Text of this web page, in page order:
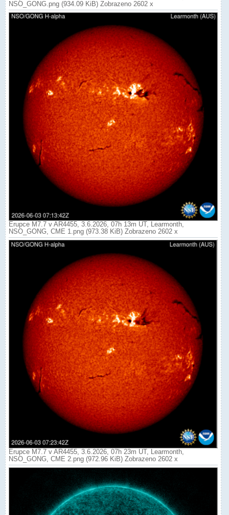
NSO_GONG.png (934.09 KiB) Zobrazeno 2602 x
Erupce M7.7 v AR4455, 3.6.2026, 07h 13m UT, Learmonth,
NSO_GONG, CME 1.png (973.38 KiB) Zobrazeno 2602 x
Erupce M7.7 v AR4455, 3.6.2026, 07h 23m UT, Learmonth,
NSO_GONG, CME 2.png (972.96 KiB) Zobrazeno 2602 x